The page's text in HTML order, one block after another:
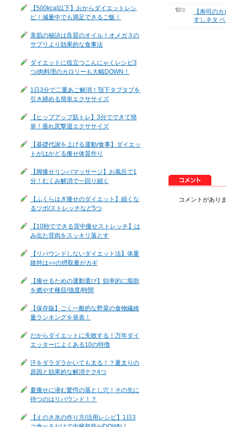
【500kcal以下】おからダイエットレシ
ピ！減量中でも満足できるご飯！
美肌の秘訣は良質のオイル！オメガ３の
サプリより効果的な食事法
ダイエットに役立つこんにゃくレシピ3
つ/肉料理のカロリーも大幅DOWN！
1日3分で二重あご解消！顎下タプタプを
引き締める簡単エクササイズ
【ヒップアップ筋トレ】3分でできて簡
単！垂れ尻撃退エクササイズ
【基礎代謝を上げる運動/食事】ダイエッ
トがはかどる痩せ体質作り
【脚痩せリンパマッサージ】お風呂で1
分！むくみ解消で一回り細く
【ふくらはぎ痩せのダイエット】細くな
るツボ/ストレッチなど5つ
【10秒でできる背中痩せストレッチ】は
み出た背肉をスッキリ落とす
【リバウンドしないダイエット法】体重
維持は○○の摂取量がカギ
【痩せるための運動選び】効率的に脂肪
を燃やす種目/強度/時間
【保存版】ごく一般的な野菜の食物繊維
量ランキングを発表！
だからダイエットに失敗する！万年ダイ
エッターによくある10の特徴
汗をダラダラかいても太る！？夏太りの
原因と効果的な解消テク4つ
夏痩せに潜む驚愕の落とし穴！その先に
待つのはリバウンド！？
【えのき氷の作り方/活用レシピ】1日3
【寿司の
すしネタ
コメントがあり